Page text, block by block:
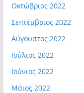
Οκτώβριος 2022
Σεπτέμβριος 2022
Αύγουστος 2022
Ιούλιος 2022
Ιούνιος 2022
Μάιος 2022